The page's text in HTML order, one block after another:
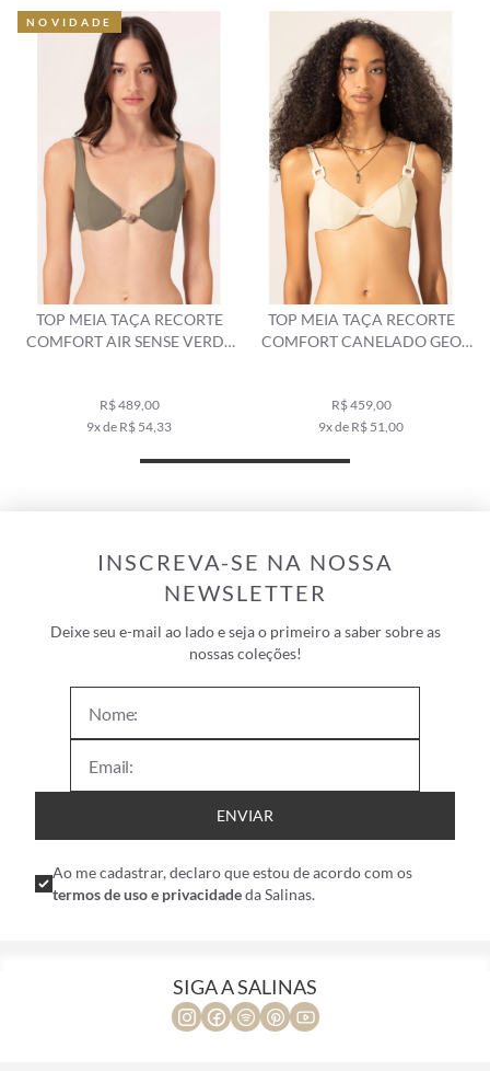
TOP MEIA TAÇA RECORTE
COMFORT AIR SENSE VERDE
R$ 489,00
9x de R$ 54,33
NOVIDADE
TOP MEIA TAÇA RECORTE
COMFORT CANELADO GEO
R$ 459,00
9x de R$ 51,00
INSCREVA-SE NA NOSSA
NEWSLETTER
Deixe seu e-mail ao lado e seja o primeiro a saber sobre as
nossas coleções!
ENVIAR
Ao me cadastrar, declaro que estou de acordo com os
termos de uso e privacidadeda Salinas.
SIGA A SALINAS